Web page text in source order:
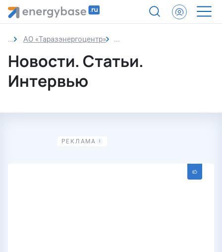
АО «Таразэнергоцентр» Новости
Новости. Статьи.
Интервью